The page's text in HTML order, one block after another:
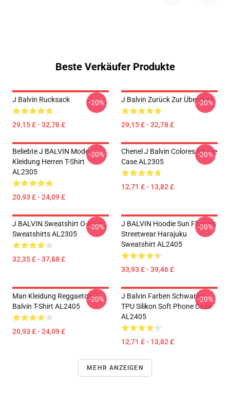
Beste Verkäufer Produkte
J Balvin Rucksack
29,15 £ - 32,78 £
-20% J Balvin Zurück Zur Übersicht
29,15 £ - 32,78 £
-20%
Beliebte J BALVIN Mode
Kleidung Herren T-Shirt
AL2305
20,93 £ - 24,09 £
-20%
Chenel J Balvin Colores Phone
Case AL2305
12,71 £ - 13,82 £
-20%
J BALVIN Sweatshirt O-Neck
Sweatshirts AL2305
32,35 £ - 37,88 £
-20%
J BALVIN Hoodie Sun Flowers
Streetwear Harajuku
Sweatshirt AL2405
33,93 £ - 39,46 £
-20%
Man Kleidung Reggaeton J
Balvin T-Shirt AL2405
20,93 £ - 24,09 £
-20%
J Balvin Farben Schwarze
TPU Silikon Soft Phone Case
AL2405
12,71 £ - 13,82 £
-20%
MEHR ANZEIGEN